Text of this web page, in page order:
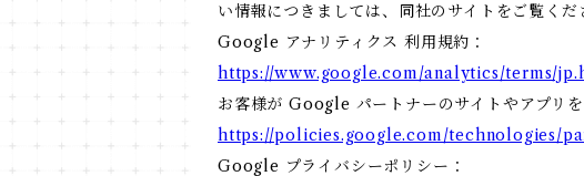
い情報につきましては、同社のサイトをご覧くだ
Google アナリティクス 利用規約：
https://www.google.com/analytics/terms/
お客様が Google パートナーのサイトやアプリ
https://policies.google.com/technologies/
Google プライバシーポリシー：